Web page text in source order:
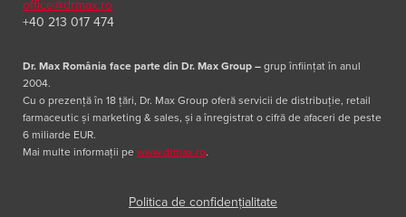
office@drmax.ro
+40 213 017 474
Dr. Max România face parte din Dr. Max Group – grup înființat în anul
2004.
Cu o prezență în 18 țări, Dr. Max Group oferă servicii de distribuție, retail
farmaceutic și marketing & sales, și a înregistrat o cifră de afaceri de peste
6 miliarde EUR.
Mai multe informații pe www.drmax.ro.
Politica de confidențialitate